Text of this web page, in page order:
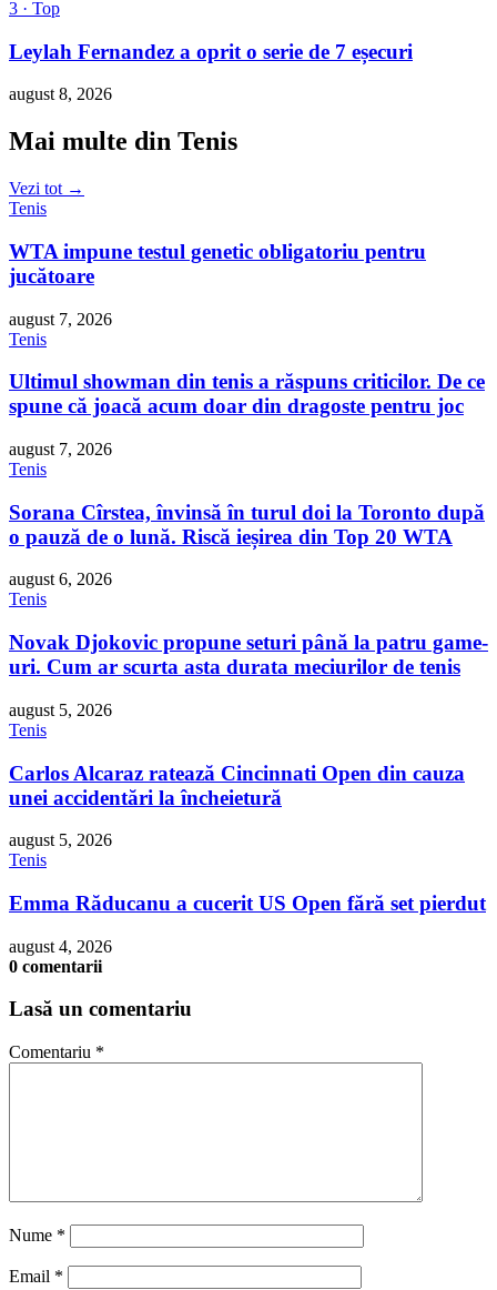
3 · Top
Leylah Fernandez a oprit o serie de 7 eșecuri
august 8, 2026
Mai multe din Tenis
Vezi tot →
Tenis
WTA impune testul genetic obligatoriu pentru
jucătoare
august 7, 2026
Tenis
Ultimul showman din tenis a răspuns criticilor. De ce
spune că joacă acum doar din dragoste pentru joc
august 7, 2026
Tenis
Sorana Cîrstea, învinsă în turul doi la Toronto după
o pauză de o lună. Riscă ieșirea din Top 20 WTA
august 6, 2026
Tenis
Novak Djokovic propune seturi până la patru game-
uri. Cum ar scurta asta durata meciurilor de tenis
august 5, 2026
Tenis
Carlos Alcaraz ratează Cincinnati Open din cauza
unei accidentări la încheietură
august 5, 2026
Tenis
Emma Răducanu a cucerit US Open fără set pierdut
august 4, 2026
0 comentarii
Lasă un comentariu
Comentariu *
Nume *
Email *